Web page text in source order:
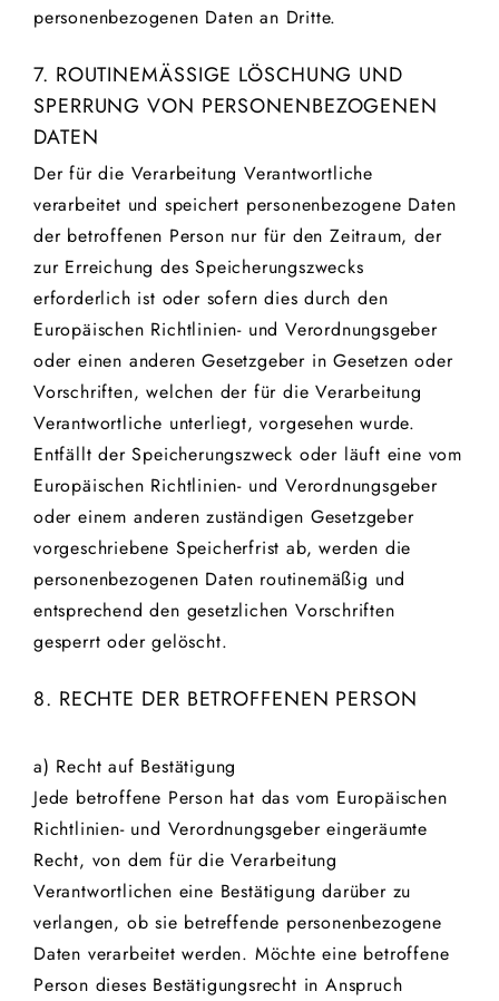
personenbezogenen Daten an Dritte.
7. ROUTINEMÄSSIGE LÖSCHUNG UND S
PERRUNG VON PERSONENBEZOGENEN D
ATEN
Der für die Verarbeitung Verantwortliche
verarbeitet und speichert personenbezogene Daten
der betroffenen Person nur für den Zeitraum, der
zur Erreichung des Speicherungszwecks
erforderlich ist oder sofern dies durch den
Europäischen Richtlinien- und Verordnungsgeber
oder einen anderen Gesetzgeber in Gesetzen oder
Vorschriften, welchen der für die Verarbeitung
Verantwortliche unterliegt, vorgesehen wurde.
Entfällt der Speicherungszweck oder läuft eine vom
Europäischen Richtlinien- und Verordnungsgeber
oder einem anderen zuständigen Gesetzgeber
vorgeschriebene Speicherfrist ab, werden die
personenbezogenen Daten routinemäßig und
entsprechend den gesetzlichen Vorschriften
gesperrt oder gelöscht.
8. RECHTE DER BETROFFENEN PERSON
a) Recht auf Bestätigung
Jede betroffene Person hat das vom Europäischen
Richtlinien- und Verordnungsgeber eingeräumte
Recht, von dem für die Verarbeitung
Verantwortlichen eine Bestätigung darüber zu
verlangen, ob sie betreffende personenbezogene
Daten verarbeitet werden. Möchte eine betroffene
Person dieses Bestätigungsrecht in Anspruch